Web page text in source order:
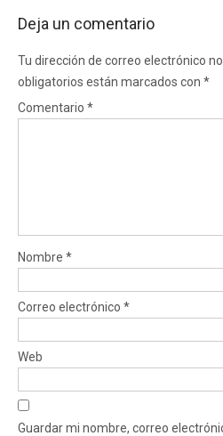
Deja un comentario
Tu dirección de correo electrónico
obligatorios están marcados con *
Comentario *
Nombre *
Correo electrónico *
Web
Guardar mi nombre, correo